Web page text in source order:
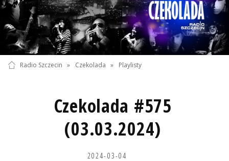
Radio Szczecin » Czekolada » Playlisty
Czekolada #575
(03.03.2024)
2024-03-04